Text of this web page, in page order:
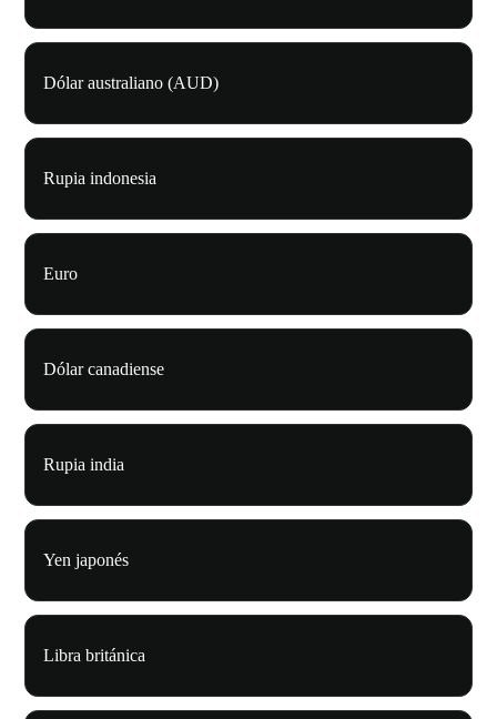
Dólar australiano (AUD)
Rupia indonesia
Euro
Dólar canadiense
Rupia india
Yen japonés
Libra británica